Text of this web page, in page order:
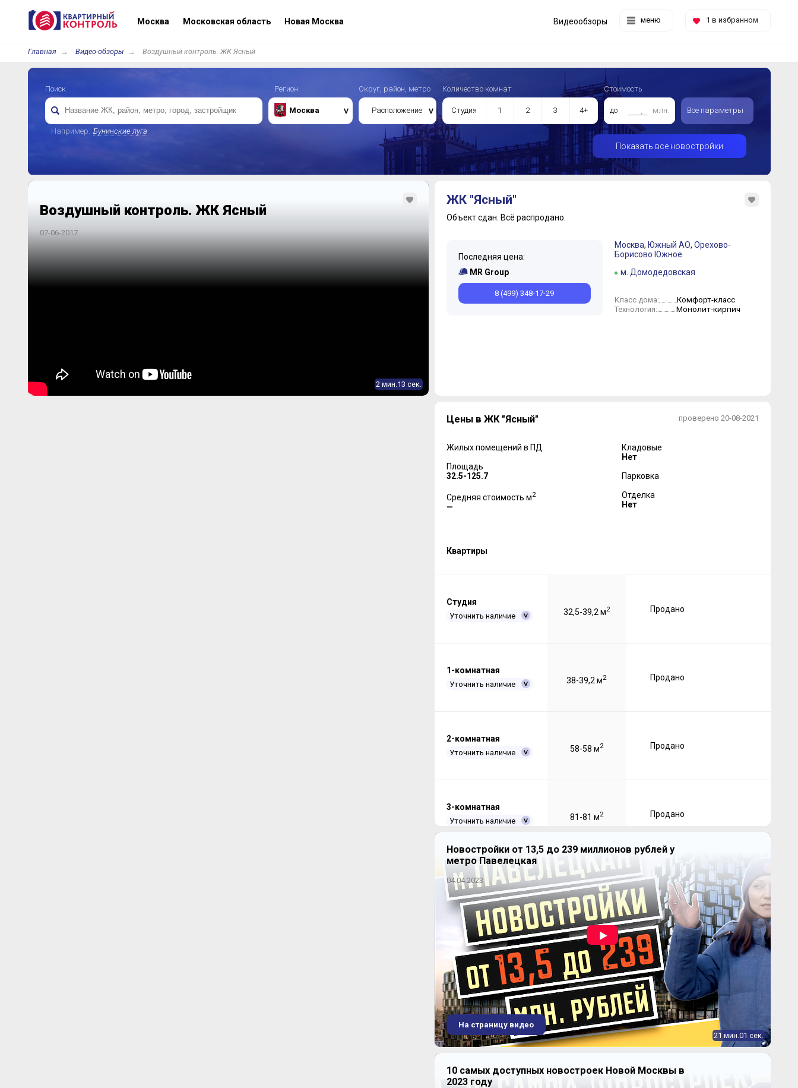
Москва Московская область Новая Москва меню 1 в избранном
Видеообзоры
Главная Видео-обзоры Воздушный контроль. ЖК Ясный
Поиск
Например: Бунинские луга
Регион
Москва
Округ, район, метро
Расположение
Количество комнат
Студия 1 2 3 4+
Стоимость
до млн. Все параметры
Показать все новостройки
Воздушный контроль. ЖК Ясный
07-06-2017
2 мин.13 сек.
ЖК "Ясный"
Объект сдан. Всё распродано.
Последняя цена:
MR Group
8 (499) 348-17-29
Москва, Южный АО, Орехово-
Борисово Южное
м. Домодедовская
Класс дома: Комфорт-класс
Технология: Монолит-кирпич
проверено 20-08-2021
Цены в ЖК "Ясный"
Жилых помещений в ПД
Площадь
32.5-125.7
Средняя стоимость м2
—
Кладовые
Нет
Парковка
Отделка
Нет
Квартиры
Студия
Уточнить наличие 32,5-39,2 м2 Продано
1-комнатная
Уточнить наличие 38-39,2 м2 Продано
2-комнатная
Уточнить наличие 58-58 м2 Продано
3-комнатная
Уточнить наличие 81-81 м2 Продано
4-комнатная
Уточнить наличие 125,7-125,7 м2 Продано
ЖК "Ясный"
Новостройки от 13,5 до 239 миллионов рублей у
метро Павелецкая
04.04.2023
21 мин.01 сек.
На страницу видео
10 самых доступных новостроек Новой Москвы в
2023 году